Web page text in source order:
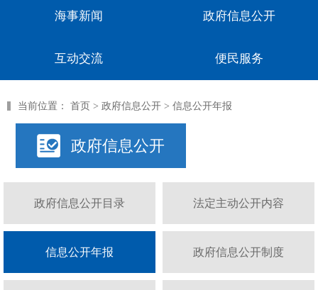
海事新闻 政府信息公开
互动交流 便民服务
当前位置： 首页 > 政府信息公开 > 信息公开年报
政府信息公开
政府信息公开目录 法定主动公开内容
信息公开年报 政府信息公开制度